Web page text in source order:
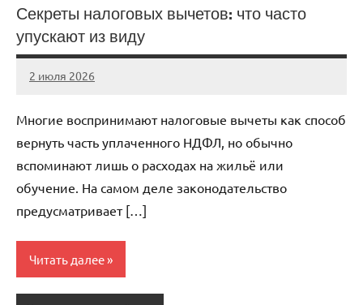
Секреты налоговых вычетов: что часто
упускают из виду
2 июля 2026
stroicentr_m
Нет
Многие воспринимают налоговые вычеты как способ
вернуть часть уплаченного НДФЛ, но обычно
вспоминают лишь о расходах на жильё или
обучение. На самом деле законодательство
предусматривает […]
Читать далее